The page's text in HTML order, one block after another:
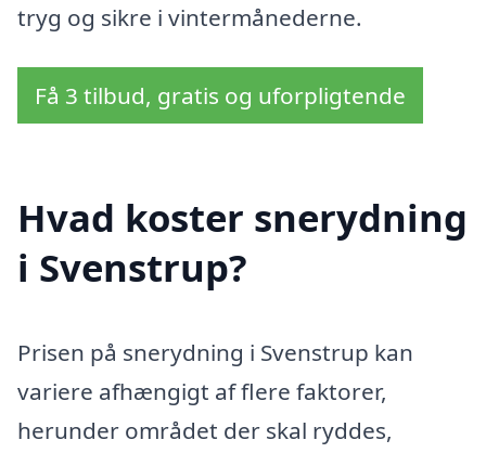
tryg og sikre i vintermånederne.
Få 3 tilbud, gratis og uforpligtende
Hvad koster snerydning
i Svenstrup?
Prisen på snerydning i Svenstrup kan
variere afhængigt af flere faktorer,
herunder området der skal ryddes,